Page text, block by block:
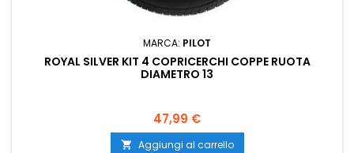
MARCA: PILOT
ROYAL SILVER KIT 4 COPRICERCHI COPPE RUOTA
DIAMETRO 13
Prezzo
47,99 €
 Aggiungi al carrello